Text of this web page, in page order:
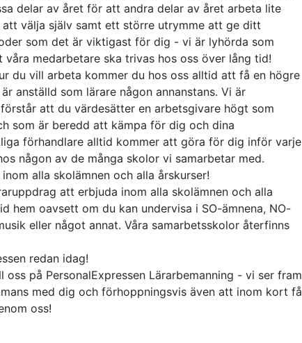
delar av året för att andra delar av året arbeta lite
välja själv samt ett större utrymme att ge ditt
som det är viktigast för dig - vi är lyhörda som
medarbetare ska trivas hos oss över lång tid!
du vill arbeta kommer du hos oss alltid att få en högre
anställd som lärare någon annanstans. Vi är
att du värdesätter en arbetsgivare högt som
som är beredd att kämpa för dig och dina
förhandlare alltid kommer att göra för dig inför varje
någon av de många skolor vi samarbetar med.
alla skolämnen och alla årskurser!
att erbjuda inom alla skolämnen och alla
hem oavsett om du kan undervisa i SO-ämnena, NO-
eller något annat. Våra samarbetsskolor återfinns
redan idag!
på PersonalExpressen Lärarbemanning - vi ser fram
med dig och förhoppningsvis även att inom kort få
oss!